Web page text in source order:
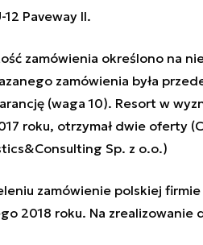
Paveway II.
zamówienia określono na
zamówienia była
(waga 10). Resort w
roku, otrzymał dwie oferty (
Sp. z o.o.)
zamówienie polskiej
2018 roku. Na zrealizowanie